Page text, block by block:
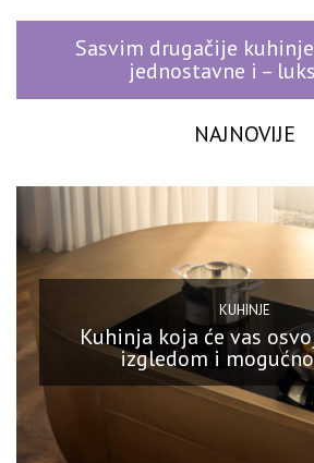
Sasvim drugačije
jednostavne i –
NAJNOVIJE
KUHINJE
Kuhinja koja će vas
izgledom i